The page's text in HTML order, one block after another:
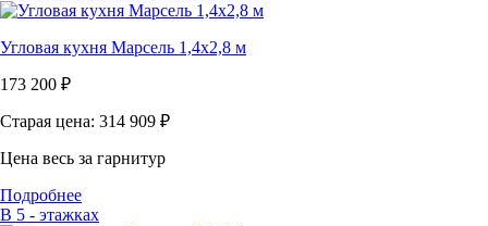
Угловая кухня Марсель 1,4х2,8 м
173 200 ₽
Старая цена: 314 909 ₽
Цена весь за гарнитур
Подробнее
В 5 - этажках